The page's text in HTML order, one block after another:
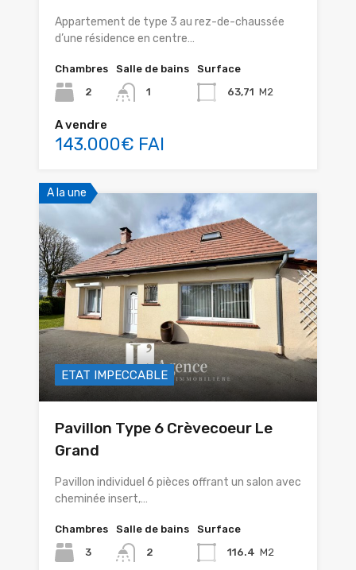
Appartement de type 3 au rez-de-chaussée
d’une résidence en centre…
Chambres
2
Salle de bains
1
Surface
63,71 M2
A vendre
143.000€ FAI
A la une
ETAT IMPECCABLE
Pavillon Type 6 Crèvecoeur Le
Grand
Pavillon individuel 6 pièces offrant un salon avec
cheminée insert,…
Chambres
3
Salle de bains
2
Surface
116.4 M2